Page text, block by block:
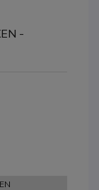
-